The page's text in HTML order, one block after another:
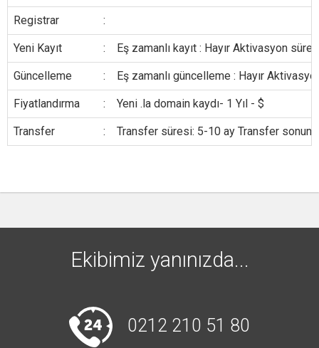
Registrar :
Yeni Kayıt : Eş zamanlı kayıt : Hayır Aktivasyon
Güncelleme : Eş zamanlı güncelleme : Hayır
Fiyatlandırma : Yeni .la domain kaydı- 1 Yıl - $
Transfer : Transfer süresi: 5-10 ay Transfer
Ekibimiz yanınızda...
0212 210 51 80